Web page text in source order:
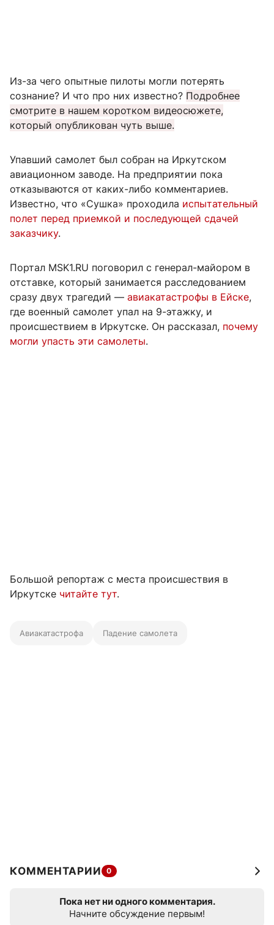
Из-за чего опытные пилоты могли потерять
сознание? И что про них известно? Подробнее
смотрите в нашем коротком видеосюжете,
который опубликован чуть выше.
Упавший самолет был собран на Иркутском
авиационном заводе. На предприятии пока
отказываются от каких-либо комментариев.
Известно, что «Сушка» проходила испытательный
полет перед приемкой и последующей сдачей
заказчику.
Портал MSK1.RU поговорил с генерал-майором в
отставке, который занимается расследованием
сразу двух трагедий — авиакатастрофы в Ейске,
где военный самолет упал на 9-этажку, и
происшествием в Иркутске. Он рассказал, почему
могли упасть эти самолеты.
Большой репортаж с места происшествия в
Иркутске читайте тут.
Авиакатастрофа Падение самолета
КОММЕНТАРИИ 0
Пока нет ни одного комментария.
Начните обсуждение первым!